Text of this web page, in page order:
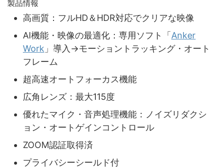
製品情報
高画質：フルHD＆HDR対応でクリアな映像
AI機能・映像の最適化：専用ソフト「 Anker
Work 」導入→モーショントラッキング・オート
フレーム
超高速オートフォーカス機能
広角レンズ：最大115度
優れたマイク・音声処理機能：ノイズリダクシ
ョン・オートゲインコントロール
ZOOM認証取得済
プライバシーシールド付